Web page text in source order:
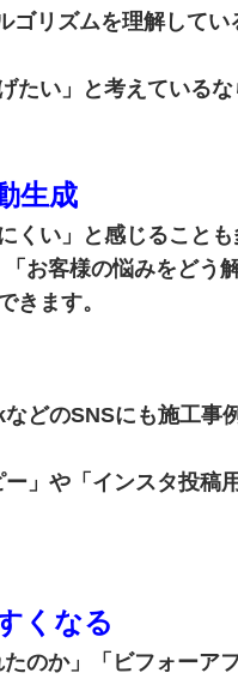
リズムを理解してい
たい」と考えているな
生成
い」と感じることも
お客様の悩みをどう解
きます。
どのSNSにも施工事
」や「インスタ投稿
くなる
のか」「ビフォーア